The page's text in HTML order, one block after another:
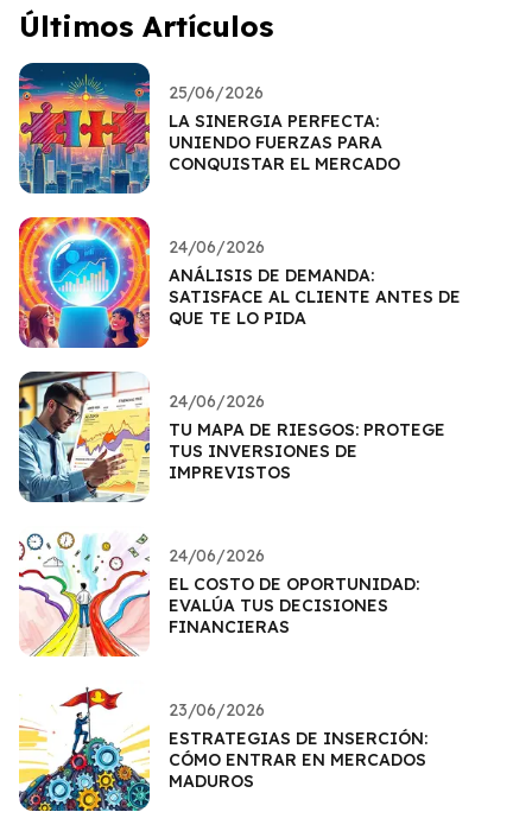
Últimos Artículos
25/06/2026
LA SINERGIA PERFECTA:
UNIENDO FUERZAS PARA
CONQUISTAR EL MERCADO
24/06/2026
ANÁLISIS DE DEMANDA:
SATISFACE AL CLIENTE ANTES DE
QUE TE LO PIDA
24/06/2026
TU MAPA DE RIESGOS: PROTEGE
TUS INVERSIONES DE
IMPREVISTOS
24/06/2026
EL COSTO DE OPORTUNIDAD:
EVALÚA TUS DECISIONES
FINANCIERAS
23/06/2026
ESTRATEGIAS DE INSERCIÓN:
CÓMO ENTRAR EN MERCADOS
MADUROS